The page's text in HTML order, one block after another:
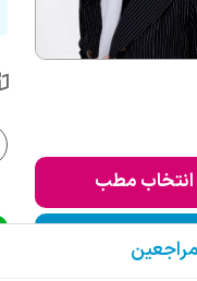
انتخاب مطب
به لیست من